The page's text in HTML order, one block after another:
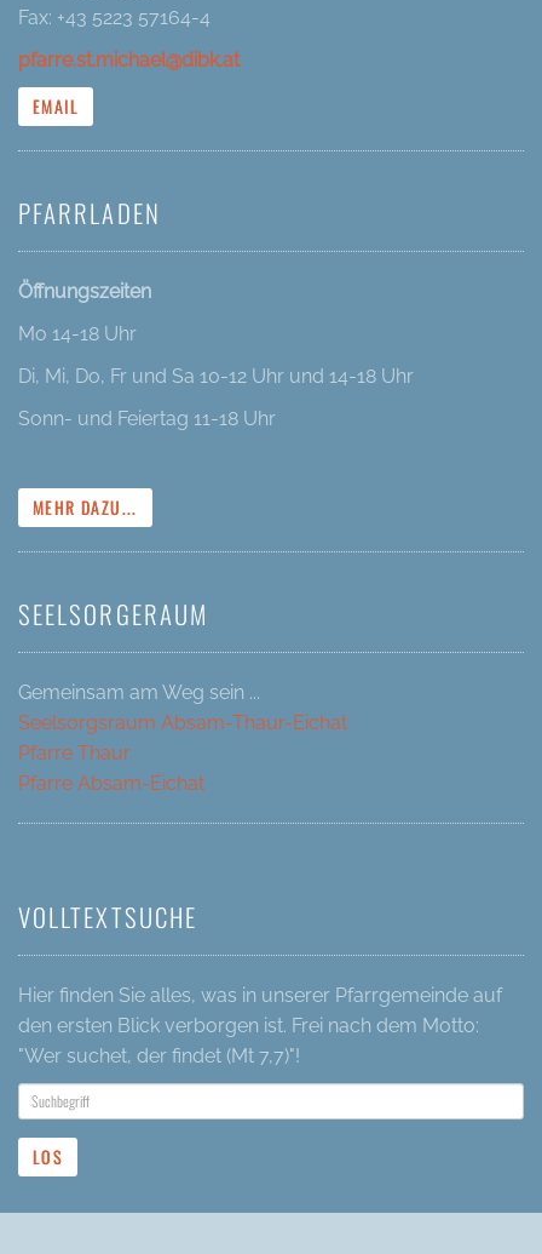
Fax: +43 5223 57164-4
pfarre.st.michael@dibk.at
EMAIL
PFARRLADEN
Öffnungszeiten
Mo 14-18 Uhr
Di, Mi, Do, Fr und Sa 10-12 Uhr und 14-18 Uhr
Sonn- und Feiertag 11-18 Uhr
MEHR DAZU...
SEELSORGERAUM
Gemeinsam am Weg sein ...
Seelsorgsraum Absam-Thaur-Eichat
Pfarre Thaur
Pfarre Absam-Eichat
VOLLTEXTSUCHE
Hier finden Sie alles, was in unserer Pfarrgemeinde auf
den ersten Blick verborgen ist. Frei nach dem Motto:
"Wer suchet, der findet (Mt 7,7)"!
LOS